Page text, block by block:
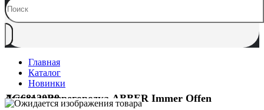
Главная
Каталог
Новинки
Душевая перегородка ABBER Immer Offen AG68120B8